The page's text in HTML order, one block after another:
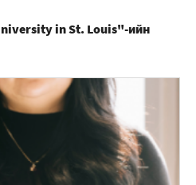
in St. Louis"-ийн